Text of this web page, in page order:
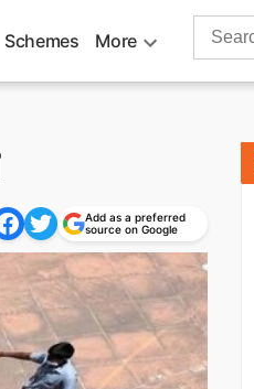
Schemes More
Search
Add as a preferred
source on Google